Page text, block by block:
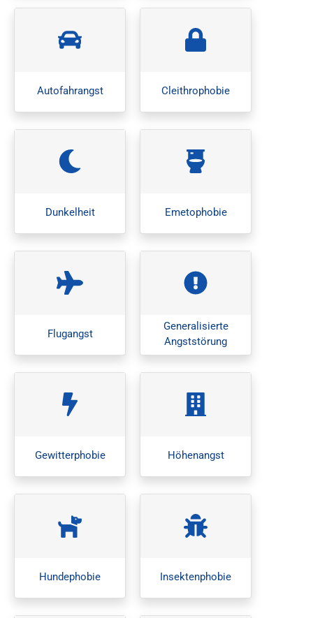
Autofahrangst Cleithrophobie
Dunkelheit Emetophobie
Flugangst
Generalisierte
Angststörung
Gewitterphobie Höhenangst
Hundephobie Insektenphobie